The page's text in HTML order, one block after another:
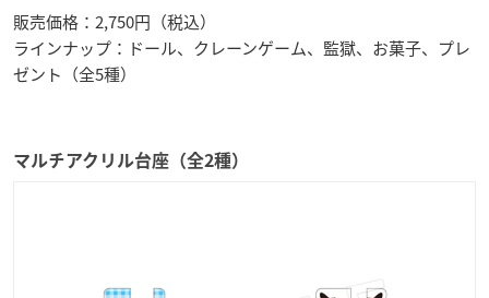
販売価格：2,750円（税込）
ラインナップ：ドール、クレーンゲーム、監獄、お菓子、プレ
ゼント（全5種）
マルチアクリル台座（全2種）